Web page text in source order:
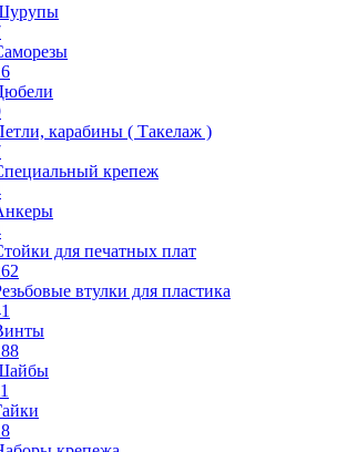
карабины ( Такелаж )
крепеж
для печатных плат
втулки для пластика